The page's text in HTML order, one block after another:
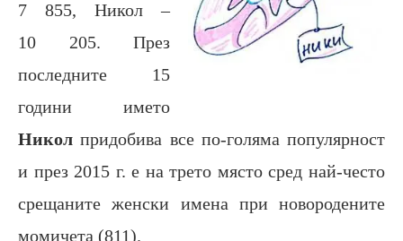
7 855, Никол –
10 205. През
последните 15
години името
Никол придобива все по-голяма популярност
и през 2015 г. е на трето място сред най-често
срещаните женски имена при новородените
момичета (811).